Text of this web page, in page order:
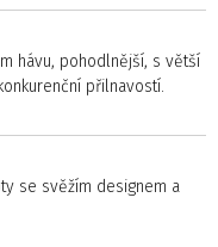
hávu, pohodlnější, s větší
přilnavostí.
se svěžím designem a